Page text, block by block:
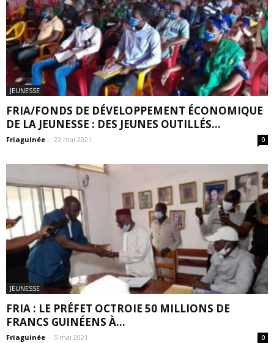
JEUNESSE
FRIA/FONDS DE DÉVELOPPEMENT ÉCONOMIQUE
DE LA JEUNESSE : DES JEUNES OUTILLÉS...
Friaguinée - 22 mai 2021 0
JEUNESSE
FRIA : LE PRÉFET OCTROIE 50 MILLIONS DE
FRANCS GUINÉENS À...
Friaguinée - 5 mai 2021 0